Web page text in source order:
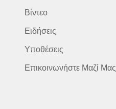
Βίντεο
Ειδήσεις
Υποθέσεις
Επικοινωνήστε Μαζί Μας